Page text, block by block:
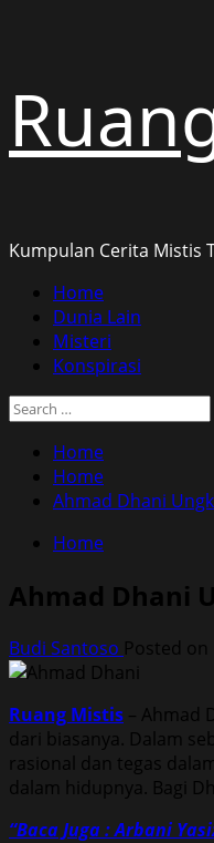
to
content
Kumpulan Cerita Mistis
Primary
Menu
Home
Dunia Lain
Misteri
Konspirasi
Search
Home
Home
Ahmad Dhani
Home
Ahmad Dhani
Budi Santoso Posted on
Ruang Mistis – Ahmad
dari biasanya. Dalam
rasional dan tegas
dalam hidupnya. Bagi
“Baca Juga : Arbani